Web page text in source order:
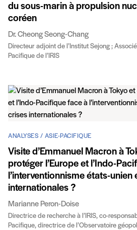
du sous-marin à propulsion
coréen
Dr. Cheong Seong-Chang
Directeur adjoint de l’Institut Sejong ;
Pacifique de l’IRIS
ANALYSES / ASIE-PACIFIQUE
Visite d’Emmanuel Macron à
protéger l’Europe et l’Indo-
l’interventionnisme états-unien
internationales ?
Marianne Peron-Doise
Directrice de recherche à l’IRIS, co-
Pacifique, directrice de l’Observatoire